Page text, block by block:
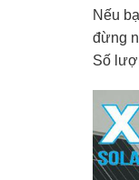
Nếu
đừng
Số